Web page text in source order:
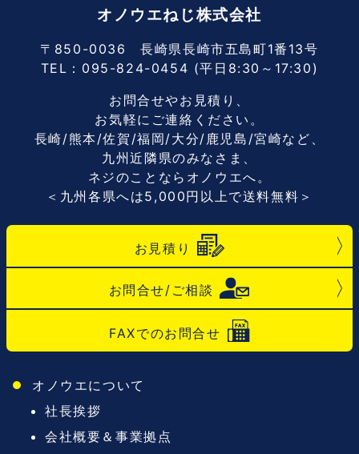
オノウエねじ株式会社
〒850-0036 長崎県長崎市五島町1番13号
TEL： 095-824-0454 (平日8:30～17:30)
お問合せやお見積り、
お気軽にご連絡ください。
長崎/熊本/佐賀/福岡/大分/鹿児島/宮崎など、
九州近隣県のみなさま、
ネジのことならオノウエへ。
＜九州各県へは5,000円以上で送料無料＞
お見積り
お問合せ/ご相談
FAXでのお問合せ
オノウエについて
社長挨拶
会社概要＆事業拠点